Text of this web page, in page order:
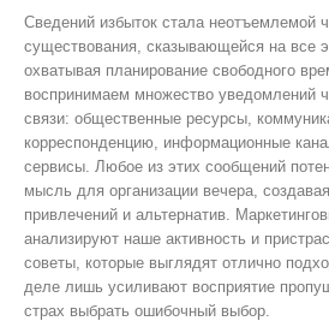
Сведений избыток стала неотъемлемой
существования, сказывающейся на все
охватывая планирование свободного
воспринимаем множество уведомлений
связи: общественные ресурсы,
корреспонденцию, информационные
сервисы. Любое из этих сообщений
мысль для организации вечера,
привлечений и альтернатив.
анализируют наше активность и
советы, которые выглядят отлично
деле лишь усиливают восприятие
страх выбрать ошибочный выбор.